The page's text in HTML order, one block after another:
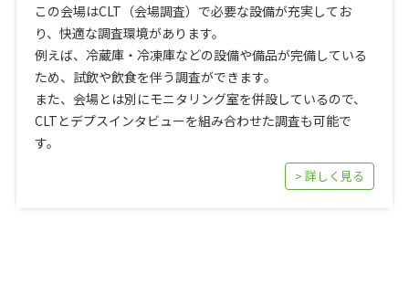
この会場はCLT（会場調査）で必要な設備が充実してお
り、快適な調査環境があります。
例えば、冷蔵庫・冷凍庫などの設備や備品が完備している
ため、試飲や飲食を伴う調査ができます。
また、会場とは別にモニタリング室を併設しているので、
CLTとデプスインタビューを組み合わせた調査も可能で
す。
> 詳しく見る